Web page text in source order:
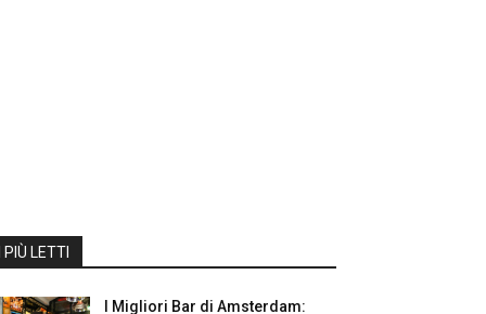
I PIÙ LETTI
I Migliori Bar di Amsterdam: